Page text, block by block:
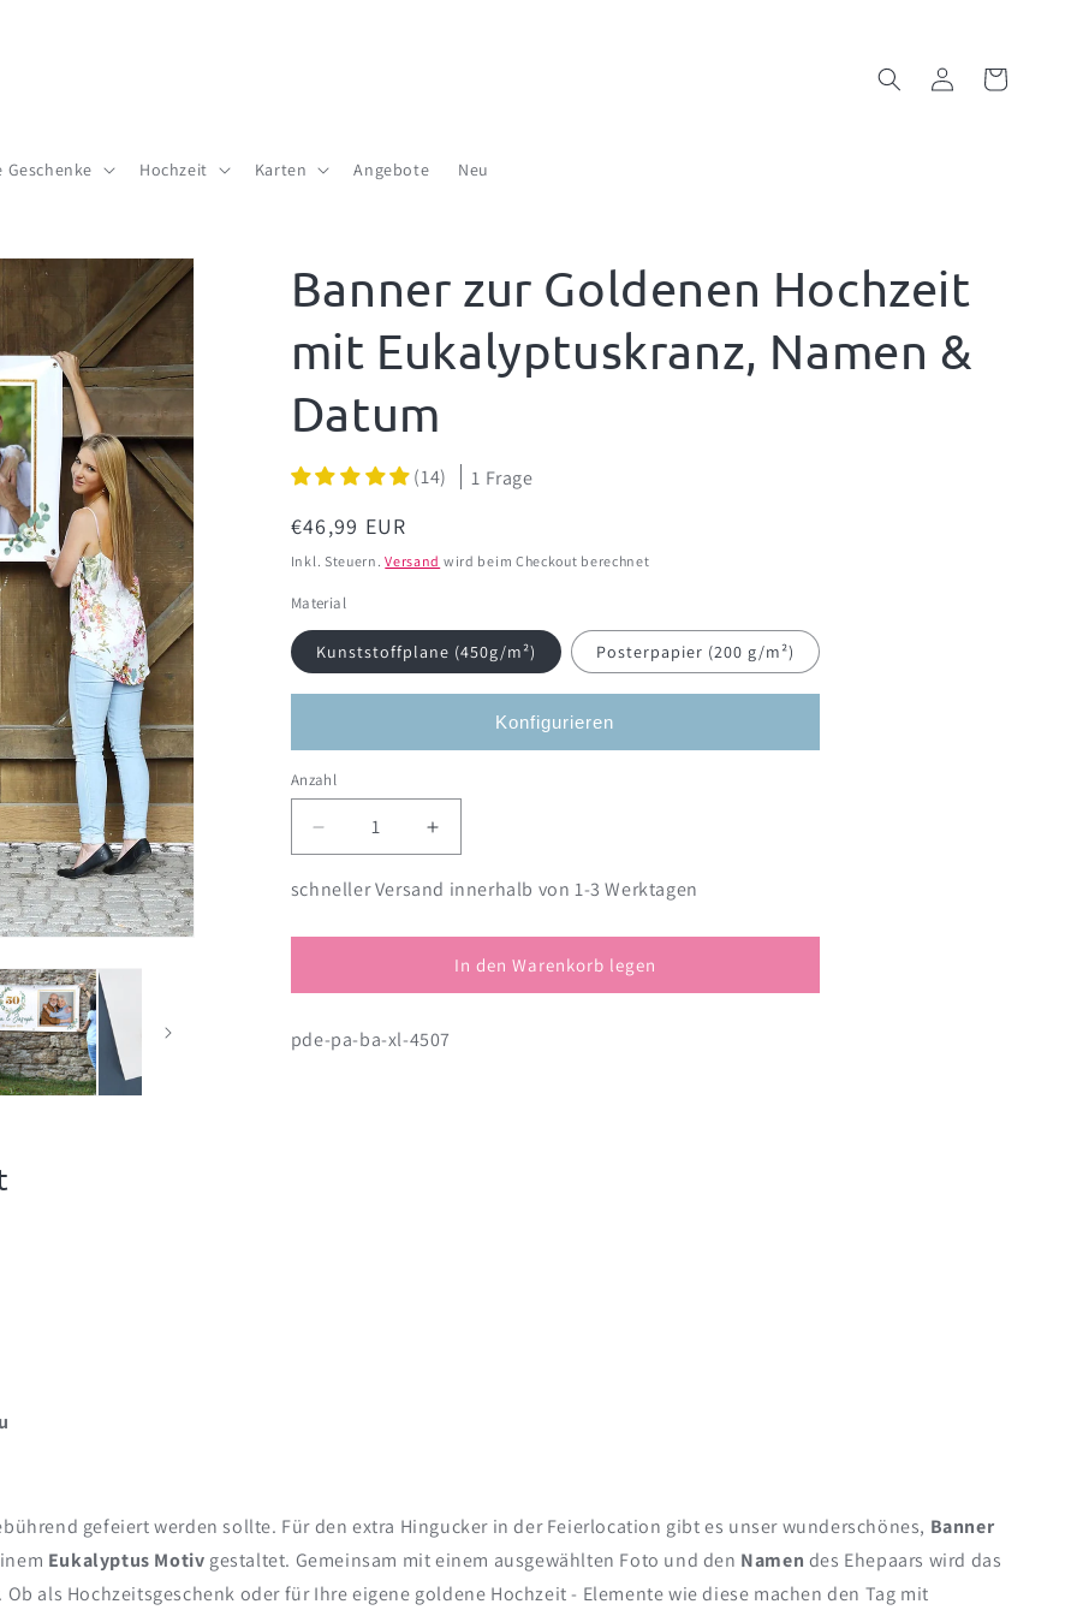
Hochzeit Karten Angebote Neu
EinloggenWarenkorb
Banner zur Goldenen Hochzeit
mit Eukalyptuskranz, Namen &
Datum
(14) 1 Frage
Normaler
Preis
€46,99 EUR
Inkl. Steuern.Versand wird beim Checkout berechnet
Material
Kunststoffplane (450g/m²) Posterpapier (200 g/m²)
Konfigurieren
Anzahl
Anzahl
Verringere
die
Menge
Banner
Goldenen
mit
Erhöhe
die
Menge
Banner
zur
Goldenen
mit
schneller Versand innerhalb von 1-3 Werktagen
In den Warenkorb legen
pde-pa-ba-xl-4507
gefeiert werden sollte. Für den extra Hingucker in der Feierlocation gibt es unser wunderschönes, Banner
Eukalyptus Motiv gestaltet. Gemeinsam mit einem ausgewählten Foto und den Namen des Ehepaars wird das
als Hochzeitsgeschenk oder für Ihre eigene goldene Hochzeit - Elemente wie diese machen den Tag mit